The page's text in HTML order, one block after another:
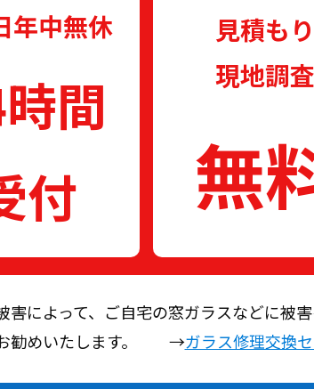
年中無休
間
付
見積もり
現地調査
無
害によって、ご自宅の窓ガラスなどに被
お勧めいたします。 →ガラス修理交換